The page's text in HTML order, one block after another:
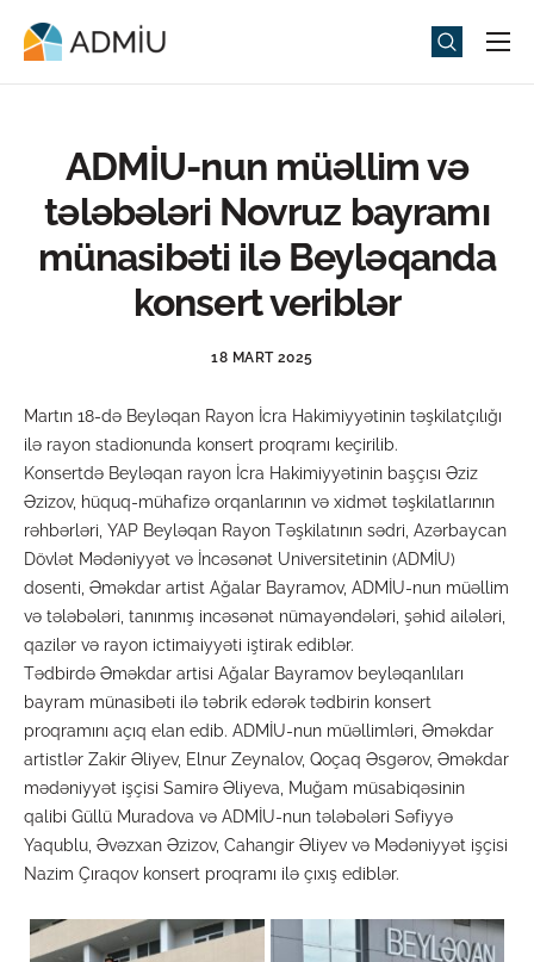
Universitet
Media
Tədbirlər
ADMİU-nun müəllim və
tələbələri Novruz bayramı
münasibəti ilə Beyləqanda
konsert veriblər
18 MART 2025
Martın 18-də Beyləqan Rayon İcra Hakimiyyətinin təşkilatçılığı
ilə rayon stadionunda konsert proqramı keçirilib.
Konsertdə Beyləqan rayon İcra Hakimiyyətinin başçısı Əziz
Əzizov, hüquq-mühafizə orqanlarının və xidmət təşkilatlarının
rəhbərləri, YAP Beyləqan Rayon Təşkilatının sədri, Azərbaycan
Dövlət Mədəniyyət və İncəsənət Universitetinin (ADMİU)
dosenti, Əməkdar artist Ağalar Bayramov, ADMİU-nun müəllim
və tələbələri, tanınmış incəsənət nümayəndələri, şəhid ailələri,
qazilər və rayon ictimaiyyəti iştirak ediblər.
Tədbirdə Əməkdar artisi Ağalar Bayramov beyləqanlıları
bayram münasibəti ilə təbrik edərək tədbirin konsert
proqramını açıq elan edib. ADMİU-nun müəllimləri, Əməkdar
artistlər Zakir Əliyev, Elnur Zeynalov, Qoçaq Əsgərov, Əməkdar
mədəniyyət işçisi Samirə Əliyeva, Muğam müsabiqəsinin
qalibi Güllü Muradova və ADMİU-nun tələbələri Səfiyyə
Yaqublu, Əvəzxan Əzizov, Cahangir Əliyev və Mədəniyyət işçisi
Nazim Çıraqov konsert proqramı ilə çıxış ediblər.